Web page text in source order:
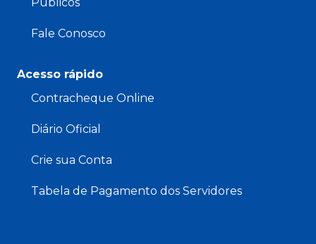
Fale Conosco
Acesso rápido
Contracheque Online
Diário Oficial
Crie sua Conta
Tabela de Pagamento dos Servidores